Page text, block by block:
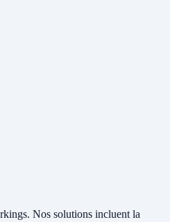
Nos solutions incluent la